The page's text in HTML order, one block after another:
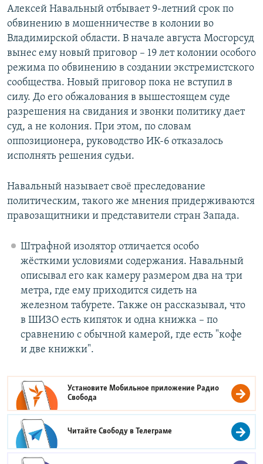
Алексей Навальный отбывает 9-летний срок по
обвинению в мошенничестве в колонии во
Владимирской области. В начале августа Мосгорсуд
вынес ему новый приговор – 19 лет колонии особого
режима по обвинению в создании экстремистского
сообщества. Новый приговор пока не вступил в
силу. До его обжалования в вышестоящем суде
разрешения на свидания и звонки политику дает
суд, а не колония. При этом, по словам
оппозиционера, руководство ИК-6 отказалось
исполнять решения судьи.
Навальный называет своё преследование
политическим, такого же мнения придерживаются
правозащитники и представители стран Запада.
Штрафной изолятор отличается особо
жёсткими условиями содержания. Навальный
описывал его как камеру размером два на три
метра, где ему приходится сидеть на
железном табурете. Также он рассказывал, что
в ШИЗО есть кипяток и одна книжка – по
сравнению с обычной камерой, где есть "кофе
и две книжки".
Установите Мобильное приложение Радио
Свобода
Читайте Свободу вТелеграме